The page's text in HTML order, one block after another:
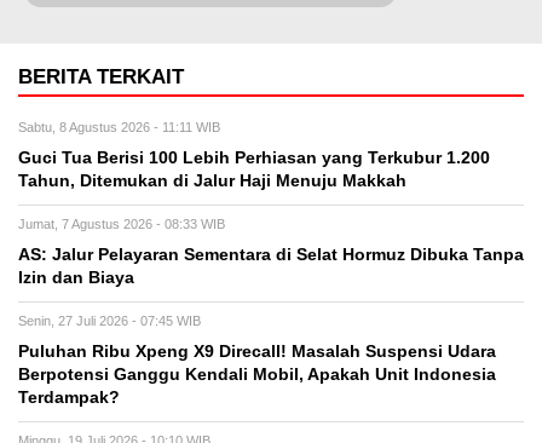
BERITA TERKAIT
Sabtu, 8 Agustus 2026 - 11:11 WIB
Guci Tua Berisi 100 Lebih Perhiasan yang Terkubur 1.200
Tahun, Ditemukan di Jalur Haji Menuju Makkah
Jumat, 7 Agustus 2026 - 08:33 WIB
AS: Jalur Pelayaran Sementara di Selat Hormuz Dibuka Tanpa
Izin dan Biaya
Senin, 27 Juli 2026 - 07:45 WIB
Puluhan Ribu Xpeng X9 Direcall! Masalah Suspensi Udara
Berpotensi Ganggu Kendali Mobil, Apakah Unit Indonesia
Terdampak?